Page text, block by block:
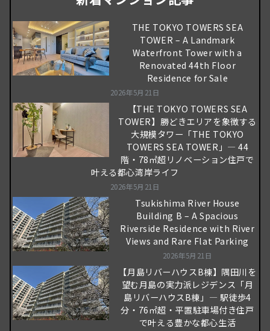
THE TOKYO TOWERS SEA
TOWER – A Landmark
Waterfront Tower with a
Renovated 44th Floor
Residence for Sale
2026年5月21日
【THE TOKYO TOWERS SEA
TOWER】勝どきエリアを象徴する
大規模タワー「THE TOKYO
TOWERS SEA TOWER」― 44
階・78㎡超リノベーション住戸で
叶える都心湾岸ライフ
2026年5月21日
Tsukishima River House
Building B – A Spacious
Riverside Residence with River
Views and Rare Flat Parking
2026年5月21日
【月島リバーハウスB棟】隅田川を
望む月島の実力派レジデンス「月
島リバーハウスB棟」― 駅徒歩4
分・76㎡超・平置駐車場付き住戸
で叶える豊かな都心生活